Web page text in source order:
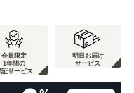
会員限定
1年間の
証サービス
明日お届け
サービス